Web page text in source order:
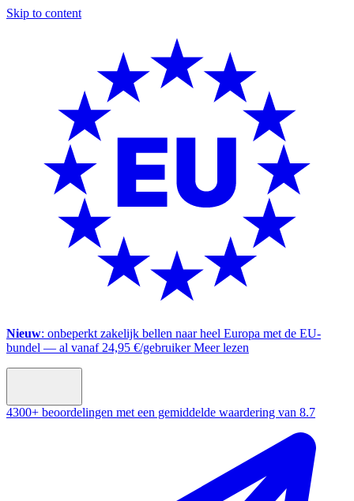
Skip to content
Nieuw: onbeperkt zakelijk bellen naar heel Europa met de EU-
bundel — al vanaf 24,95 €/gebruikerMeer lezen
4300+ beoordelingen met een gemiddelde waardering van 8.7